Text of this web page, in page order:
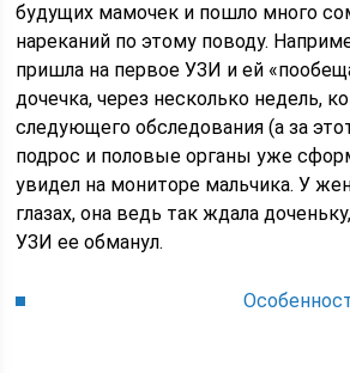
будущих мамочек и пошло много
нареканий по этому поводу.
пришла на первое УЗИ и ей
дочечка, через несколько недель,
следующего обследования (а за
подрос и половые органы уже
увидел на мониторе мальчика. У
глазах, она ведь так ждала
УЗИ ее обманул.